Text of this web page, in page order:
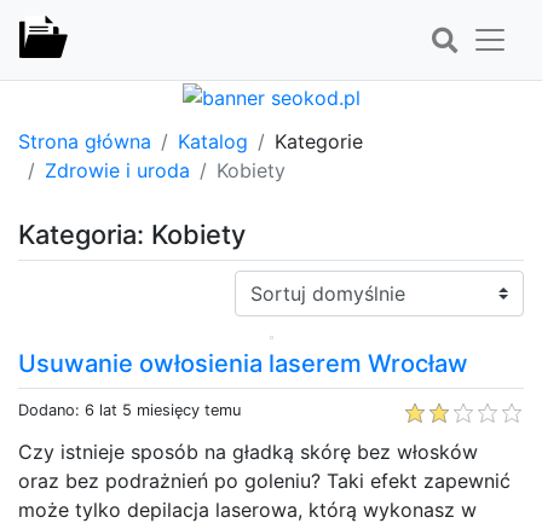
Strona główna Katalog
Kategorie
Zdrowie i uroda
Kobiety
Kategoria: Kobiety
Sortuj:
Usuwanie owłosienia laserem Wrocław
Dodano: 6 lat 5 miesięcy temu
Czy istnieje sposób na gładką skórę bez włosków
oraz bez podrażnień po goleniu? Taki efekt zapewnić
może tylko depilacja laserowa, którą wykonasz w